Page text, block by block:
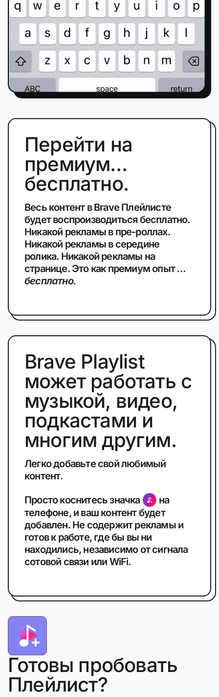
Перейти на
премиум…
бесплатно.
Весь контент в Brave Плейлисте
будет воспроизводиться бесплатно.
Никакой рекламы в пре-роллах.
Никакой рекламы в середине
ролика. Никакой рекламы на
странице. Это как премиум опыт…
бесплатно.
Brave Playlist
может работать с
музыкой, видео,
подкастами и
многим другим.
Легко добавьте свой любимый
контент.
Просто коснитесь значка
на
телефоне, и ваш контент будет
добавлен. Не содержит рекламы и
готов к работе, где бы вы ни
находились, независимо от сигнала
сотовой связи или WiFi.
Готовы пробовать
Плейлист?